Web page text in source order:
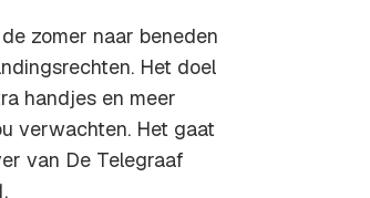
zomer naar beneden
Het doel
handjes en meer
verwachten. Het gaat
van De Telegraaf